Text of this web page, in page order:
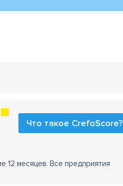
Что такое CrefoScore?
12 месяцев. Все предприятия